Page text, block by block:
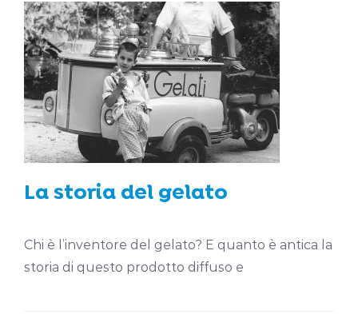
La storia del gelato
Guide
La storia del gelato
Chi è l’inventore del gelato? E quanto è antica la
storia di questo prodotto diffuso e